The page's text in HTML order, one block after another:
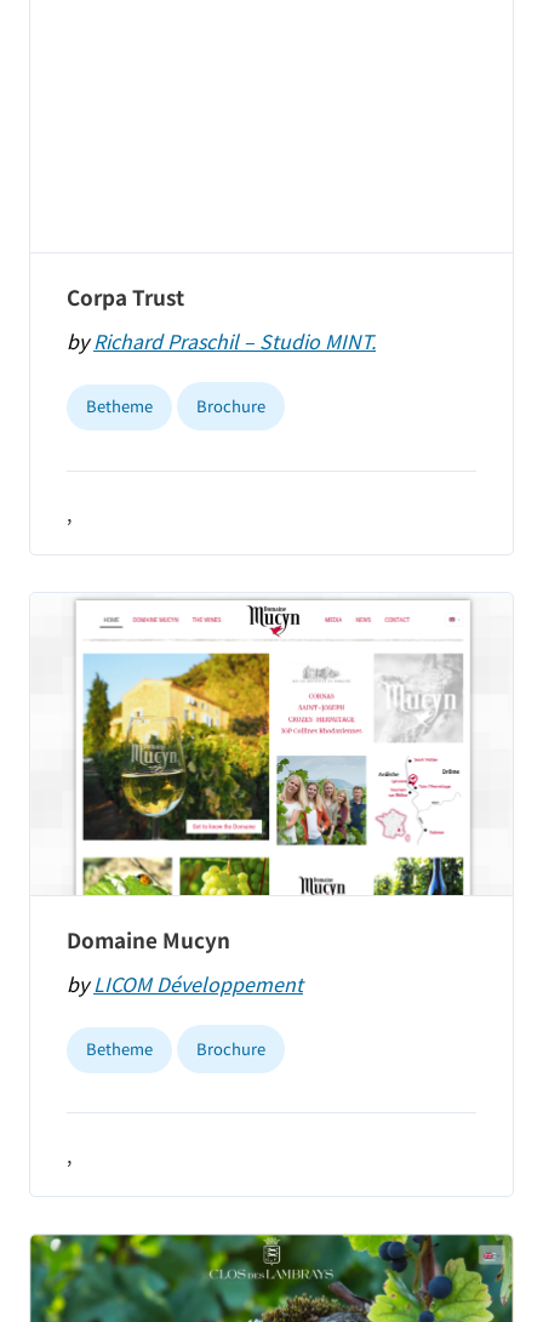
Corpa Trust
byRichard Praschil – Studio MINT.
Betheme Brochure
,
Domaine Mucyn
byLICOM Développement
Betheme Brochure
,